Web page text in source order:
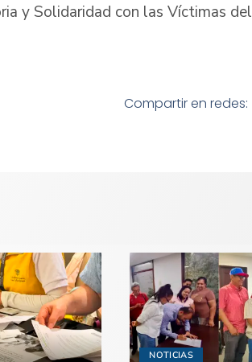
y Solidaridad con las Víctimas
Compartir en redes:
NOTICIAS